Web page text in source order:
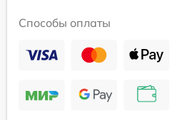
Способы оплаты